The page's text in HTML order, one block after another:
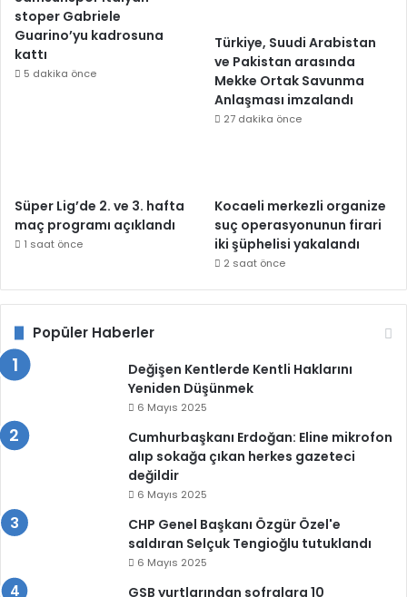
stoper Gabriele
Guarino’yu kadrosuna
kattı
5 dakika önce
Türkiye, Suudi Arabistan
ve Pakistan arasında
Mekke Ortak Savunma
Anlaşması imzalandı
27 dakika önce
Süper Lig’de 2. ve 3. hafta
maç programı açıklandı
1 saat önce
Kocaeli merkezli organize
suç operasyonunun firari
iki şüphelisi yakalandı
2 saat önce
Popüler Haberler
Değişen Kentlerde Kentli Haklarını
Yeniden Düşünmek
6 Mayıs 2025
Cumhurbaşkanı Erdoğan: Eline mikrofon
alıp sokağa çıkan herkes gazeteci
değildir
6 Mayıs 2025
CHP Genel Başkanı Özgür Özel'e
saldıran Selçuk Tengioğlu tutuklandı
6 Mayıs 2025
GSB yurtlarından sofralara 10